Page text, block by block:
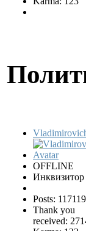
OFFLINE
Инквизитор
Posts: 117119
Thank you
received: